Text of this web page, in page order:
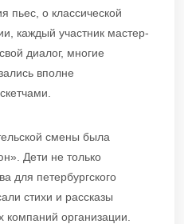
пьес, о классической
каждый участник мастер-
диалог, многие
вполне
смены была
Дети не только
для петербургского
стихи и рассказы
организации.